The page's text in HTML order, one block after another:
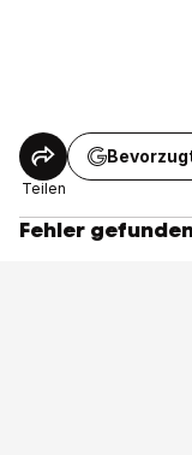
Teilen
Fehler